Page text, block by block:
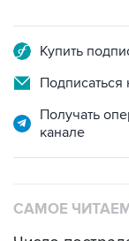
Купить
Подписаться
Получать
канале
САМОЕ